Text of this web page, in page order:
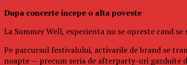
Dupa concerte incepe o alta poveste
La Summer Well, experienta nu se opreste cand
Pe parcursul festivalului, activarile de brand se
noapte — precum seria de afterparty-uri gazduite